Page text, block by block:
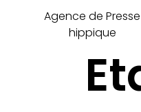
Agence de Presse
hippique